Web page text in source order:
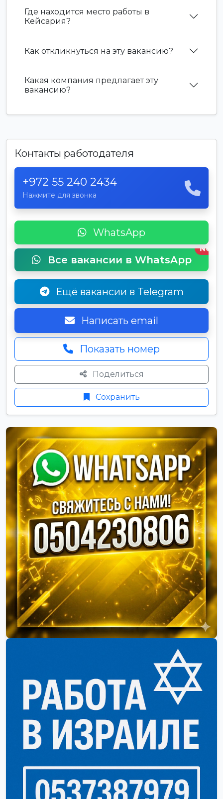
Где находится место работы в
Кейсария?
Как откликнуться на эту вакансию?
Какая компания предлагает эту
вакансию?
Контакты работодателя
+972 55 240 2434
Нажмите для звонка
WhatsApp
Все вакансии в WhatsApp
New
Ещё вакансии в Telegram
Написать email
Показать номер
Поделиться
Сохранить